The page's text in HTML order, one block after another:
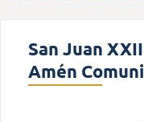
San Juan
Amén